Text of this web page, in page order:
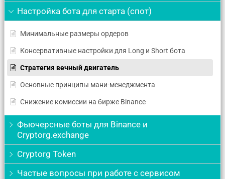
Настройка бота для старта (спот)
Минимальные размеры ордеров
Консервативные настройки для Long и Short бота
Стратегия вечный двигатель
Основные принципы мани-менеджмента
Снижение комиссии на бирже Binance
Фьючерсные боты для Binance и
Cryptorg.exchange
Cryptorg Token
Частые вопросы при работе с сервисом